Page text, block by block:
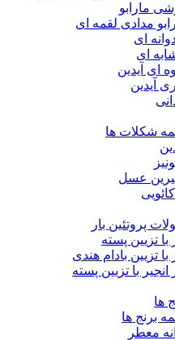
مارابو
مدادی لقمه ای
ای
ای
ای آیدین
آیدین
شکلات ها
عسل
پروتئین بار
با تزیین پسته
با تزیین بادام هندی
انجیر با تزیین پسته
ها
برنج ها
معطر